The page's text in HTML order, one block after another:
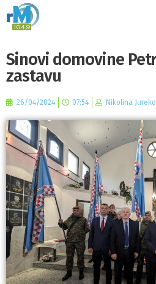
Sinovi domovine
zastavu
26/04/2024 07:54 Nikolina